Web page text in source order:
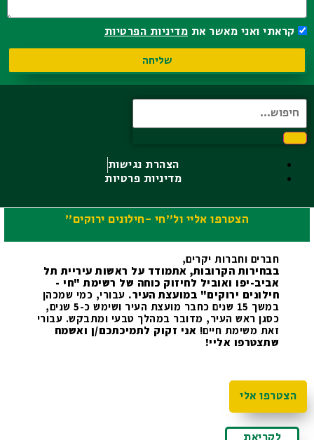
קראתי ואני מאשר את מדיניות הפרטיות
שליחה
הצהרת נגישות
מדיניות פרטיות
הצטרפו אליי ול"חי -חילונים ירוקים"
חברים וחברות יקרים,
אביב-יפו ואוביל לחיזוק כוחה של רשימת "חי -
חילונים ירוקים" במועצת העיר.
זאת משימת חיים!
שתצטרפו אליי!
הצטרפו אלי